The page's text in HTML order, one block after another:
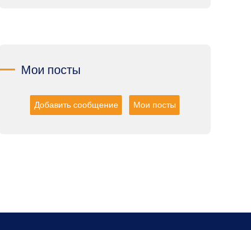
Мои посты
Добавить сообщение Мои посты